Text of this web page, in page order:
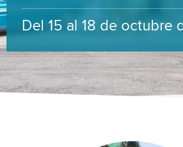
Del 15 al 18 de octubre